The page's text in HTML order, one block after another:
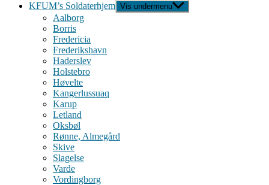
KFUM’s Soldaterhjem Vis undermenu
Aalborg
Borris
Fredericia
Frederikshavn
Haderslev
Holstebro
Høvelte
Kangerlussuaq
Karup
Letland
Oksbøl
Rønne, Almegård
Skive
Slagelse
Varde
Vordingborg